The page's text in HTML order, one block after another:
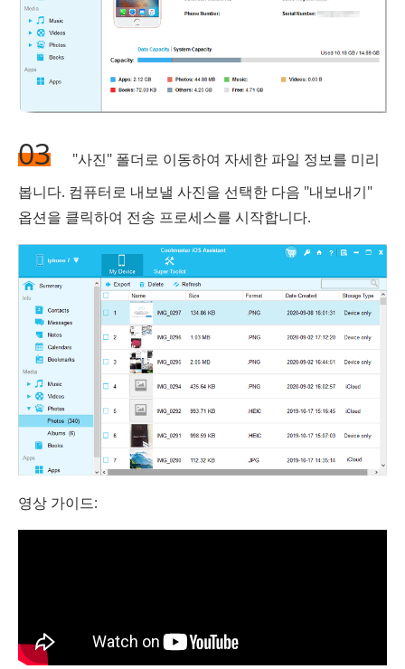
03
"사진" 폴더로 이동하여 자세한 파일 정보를 미리
봅니다. 컴퓨터로 내보낼 사진을 선택한 다음 "내보내기"
옵션을 클릭하여 전송 프로세스를 시작합니다.
영상 가이드: